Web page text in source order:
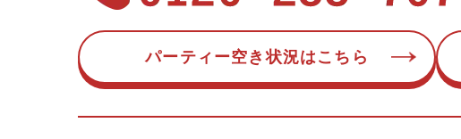
パーティー空き状況はこちら